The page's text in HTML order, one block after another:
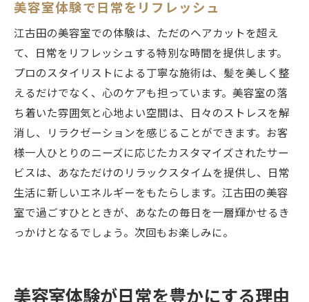
美容室体験で日常をリフレッシュ
江古田の美容室での体験は、ただのヘアカットを超え
て、日常をリフレッシュする特別な時間を提供します。
プロのスタイリストによる丁寧な施術は、髪を美しく整
えるだけでなく、心のケアも担っています。美容室の落
ち着いた雰囲気と心地よい空間は、日々のストレスを解
消し、リラクゼーションを感じることができます。お客
様一人ひとりのニーズに応じたカスタマイズされたサー
ビスは、あなただけのリラックスタイムを提供し、日常
生活に新しいエネルギーをもたらします。江古田の美容
室で過ごすひとときが、あなたの毎日を一層輝かせるき
っかけとなるでしょう。次回もお楽しみに。
美容室体験が日常を豊かにする理由